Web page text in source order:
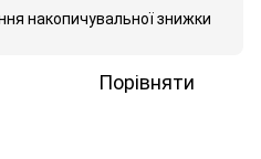
накопичувальної знижки
Порівняти